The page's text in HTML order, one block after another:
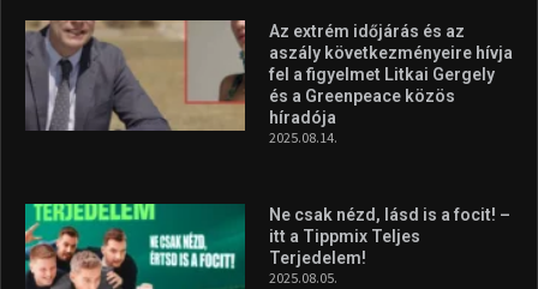
Az extrém időjárás és az
aszály következményeire hívja
fel a figyelmet Litkai Gergely
és a Greenpeace közös
híradója
2025.08.14.
Ne csak nézd, lásd is a focit! –
itt a Tippmix Teljes
Terjedelem!
2025.08.05.